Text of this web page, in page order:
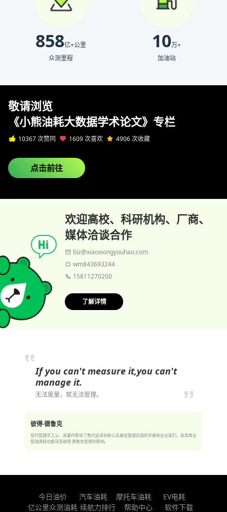
858亿+公里
众测里程
10万+
加油站
敬请浏览
《小熊油耗大数据学术论文》专栏
10367 次赞同 1609 次喜欢 4906 次收藏
点击前往
欢迎高校、科研机构、厂商、
媒体洽谈合作
biz@xiaoxiongyouhao.com
wm843693244
15811270200
了解详情
If you can't measure it,you can't
manage it.
无法度量，就无法管理。
彼得·德鲁克
现代管理学之父，其著作影响了数代追求创新以及最佳管理实践的学者和企业家们，各类商业
管理课程也都深受彼得·德鲁克思想的影响。
今日油价 汽车油耗 摩托车油耗
EV电耗
亿公里众测油耗 续航力排行 帮助中心 软件下载